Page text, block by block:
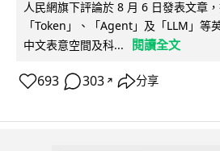
人民網旗下評論於 8 月 6 日發表文章
「Token」、「Agent」及「LLM」等
中文表意空間及科...
閱讀全文
693 303 ↗ 分享